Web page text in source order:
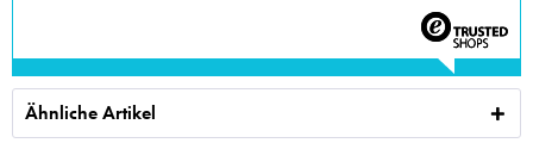
Ähnliche Artikel